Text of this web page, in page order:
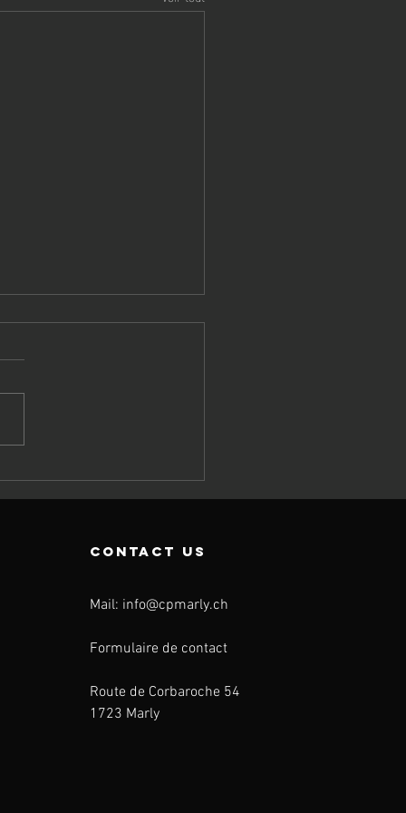
contact us
Mail: info@cpmarly.ch
Formulaire de contact
Route de Corbaroche 54
1723 Marly